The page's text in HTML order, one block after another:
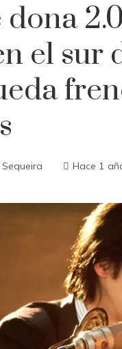
dona
el sur
Hace 1